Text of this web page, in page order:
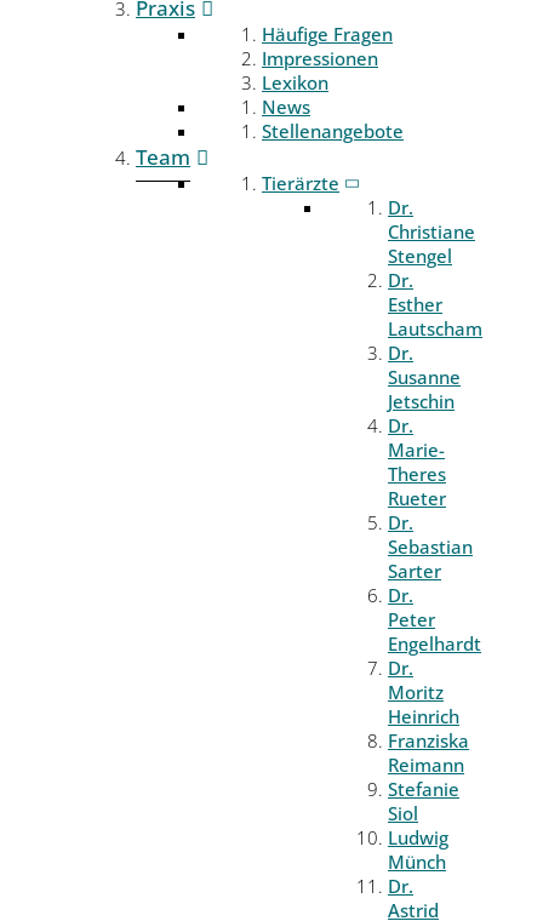
Praxis
Häufige Fragen
Impressionen
Lexikon
News
Stellenangebote
Team
Tierärzte
Dr.
Christiane
Stengel
Dr.
Esther
Lautscham
Dr.
Susanne
Jetschin
Dr.
Marie-
Theres
Rueter
Dr.
Sebastian
Sarter
Dr.
Peter
Engelhardt
Dr.
Moritz
Heinrich
Franziska
Reimann
Stefanie
Siol
Ludwig
Münch
Dr.
Astrid